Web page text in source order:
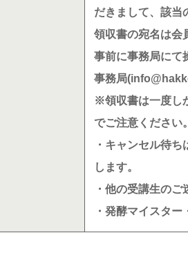
だきまして、該当
領収書の宛名は会
事前に事務局にて
事務局
※領収書は一度し
でご注意ください。
・キャンセル待
します。
・他の受講生の
・発酵マイスタ